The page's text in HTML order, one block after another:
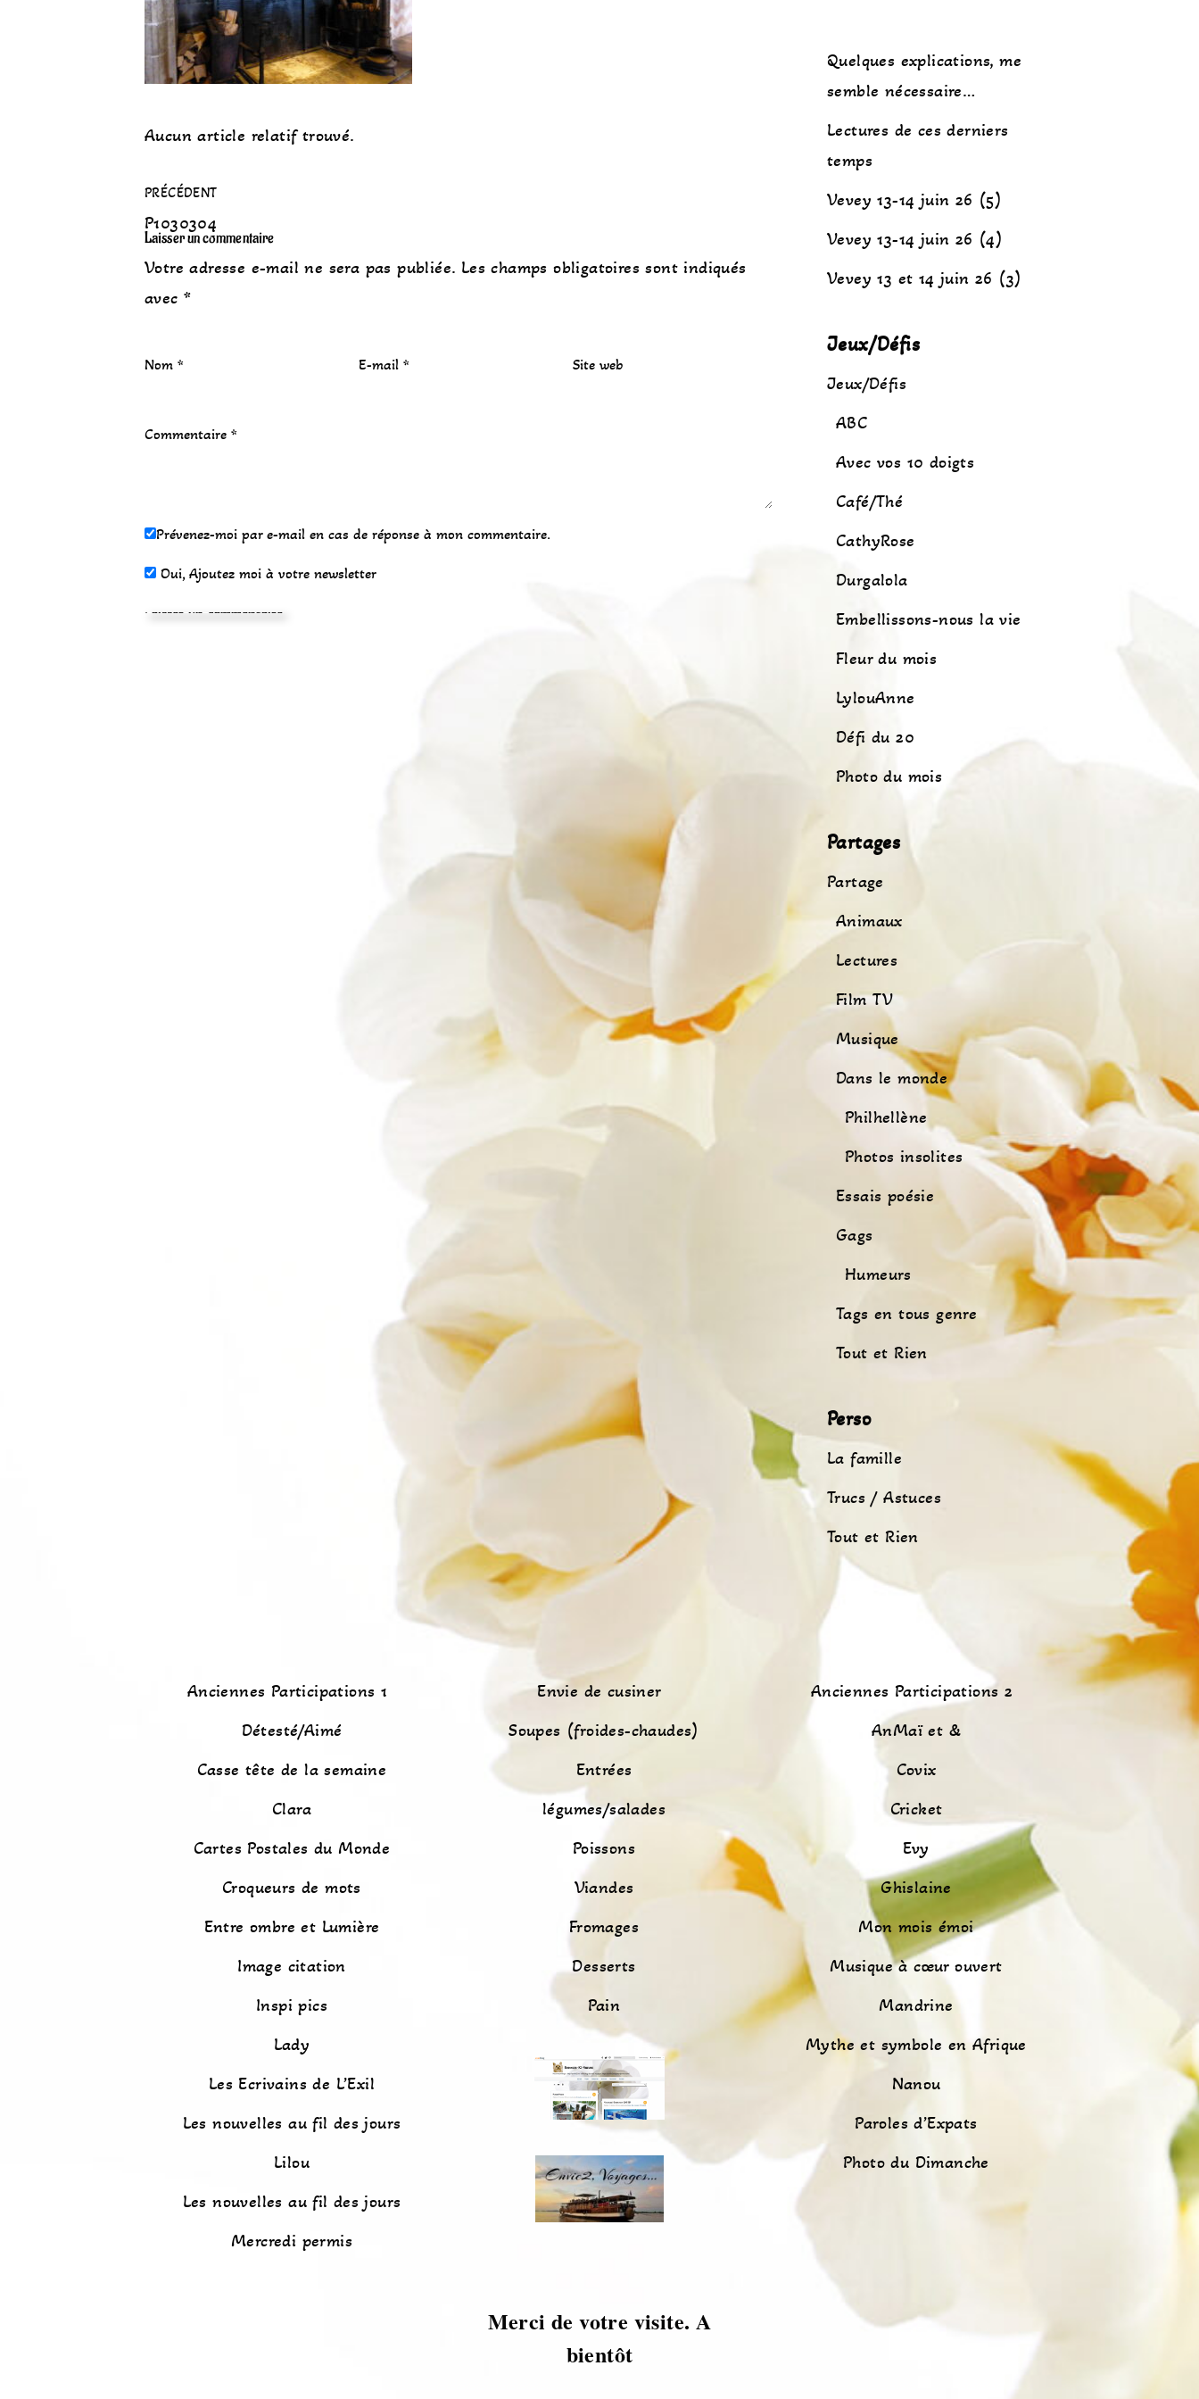
Aucun article relatif trouvé.
PRÉCÉDENT
P1030304
Laisser un commentaire
Votre adresse e-mail ne sera pas publiée. Les champs obligatoires sont indiqués
avec *
Nom * E-mail * Site web
Commentaire *
Prévenez-moi par e-mail en cas de réponse à mon commentaire.
Oui, Ajoutez moi à votre newsletter
Quelques explications, me
semble nécessaire…
Lectures de ces derniers
temps
Vevey 13-14 juin 26 (5)
Vevey 13-14 juin 26 (4)
Vevey 13 et 14 juin 26 (3)
Jeux/Défis
Jeux/Défis
ABC
Avec vos 10 doigts
Café/Thé
CathyRose
Durgalola
Embellissons-nous la vie
Fleur du mois
LylouAnne
Défi du 20
Photo du mois
Partages
Partage
Animaux
Lectures
Film TV
Musique
Dans le monde
Philhellène
Photos insolites
Essais poésie
Gags
Humeurs
Tags en tous genre
Tout et Rien
Perso
La famille
Trucs / Astuces
Tout et Rien
Anciennes Participations 1
Détesté/Aimé
Casse tête de la semaine
Clara
Cartes Postales du Monde
Croqueurs de mots
Entre ombre et Lumière
Image citation
Inspi pics
Lady
Les Ecrivains de L’Exil
Les nouvelles au fil des jours
Lilou
Les nouvelles au fil des jours
Mercredi permis
Envie de cusiner
Soupes (froides-chaudes)
Entrées
légumes/salades
Poissons
Viandes
Fromages
Desserts
Pain
Anciennes Participations 2
AnMaï et &
Covix
Cricket
Evy
Ghislaine
Mon mois émoi
Musique à cœur ouvert
Mandrine
Mythe et symbole en Afrique
Nanou
Paroles d’Expats
Photo du Dimanche
Merci de votre visite. A
bientôt